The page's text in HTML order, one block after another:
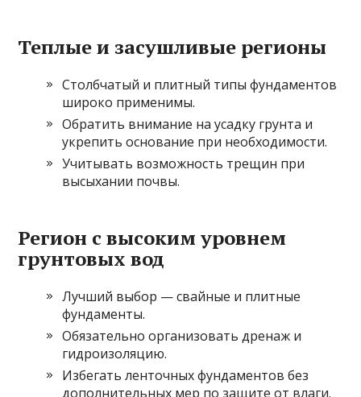
Теплые и засушливые регионы
Столбчатый и плитный типы фундаментов
широко применимы.
Обратить внимание на усадку грунта и
укрепить основание при необходимости.
Учитывать возможность трещин при
высыхании почвы.
Регион с высоким уровнем
грунтовых вод
Лучший выбор — свайные и плитные
фундаменты.
Обязательно организовать дренаж и
гидроизоляцию.
Избегать ленточных фундаментов без
дополнительных мер по защите от влаги.